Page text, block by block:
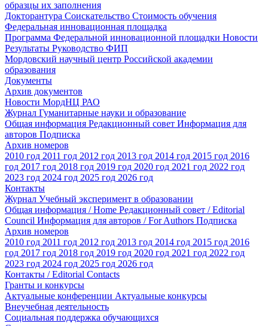
образцы их заполнения
Докторантура Соискательство Стоимость обучения
Федеральная инновационная площадка
Программа Федеральной инновационной площадки Новости
Результаты Руководство ФИП
Мордовский научный центр Российской академии
образования
Документы
Архив документов
Новости МордНЦ РАО
Журнал Гуманитарные науки и образование
Общая информация Редакционный совет Информация для
авторов Подписка
Архив номеров
2010 год 2011 год 2012 год 2013 год 2014 год 2015 год 2016
год 2017 год 2018 год 2019 год 2020 год 2021 год 2022 год
2023 год 2024 год 2025 год 2026 год
Контакты
Журнал Учебный эксперимент в образовании
Общая информация / Home Редакционный совет / Editorial
Council Информация для авторов / For Authors Подписка
Архив номеров
2010 год 2011 год 2012 год 2013 год 2014 год 2015 год 2016
год 2017 год 2018 год 2019 год 2020 год 2021 год 2022 год
2023 год 2024 год 2025 год 2026 год
Контакты / Editorial Contacts
Гранты и конкурсы
Актуальные конференции Актуальные конкурсы
Внеучебная деятельность
Социальная поддержка обучающихся